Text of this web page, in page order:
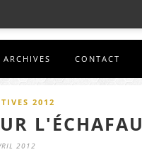
ARCHIVES CONTACT
2012
2012